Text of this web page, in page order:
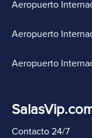
Aeropuerto
Aeropuerto
Aeropuerto
Contacto 24/7